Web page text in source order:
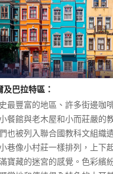
及巴拉特區 ：
最豐富的地區、許多街邊咖
餐館與老木屋和小而莊嚴的
也被列入聯合國教科文組織
巷像小村莊一樣排列，上下
寶藏的迷宮的感覺。色彩繽